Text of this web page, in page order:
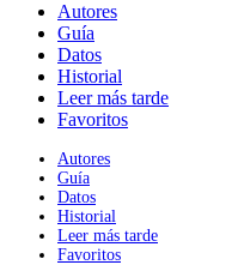
Autores
Guía
Datos
Historial
Leer más tarde
Favoritos
Autores
Guía
Datos
Historial
Leer más tarde
Favoritos